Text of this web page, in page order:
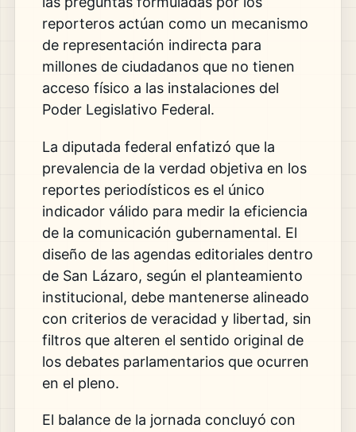
reporteros actúan como un mecanismo
de representación indirecta para
millones de ciudadanos que no tienen
acceso físico a las instalaciones del
Poder Legislativo Federal.
La diputada federal enfatizó que la
prevalencia de la verdad objetiva en los
reportes periodísticos es el único
indicador válido para medir la eficiencia
de la comunicación gubernamental. El
diseño de las agendas editoriales dentro
de San Lázaro, según el planteamiento
institucional, debe mantenerse alineado
con criterios de veracidad y libertad, sin
filtros que alteren el sentido original de
los debates parlamentarios que ocurren
en el pleno.
El balance de la jornada concluyó con